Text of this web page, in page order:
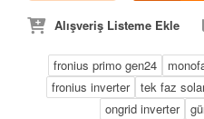
Alışveriş Listeme Ekle
fronius primo gen24
fronius inverter
tek faz
ongrid inverter